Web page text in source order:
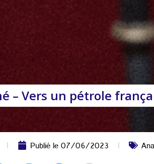
– Vers un pétrole
Publié le07/06/2023